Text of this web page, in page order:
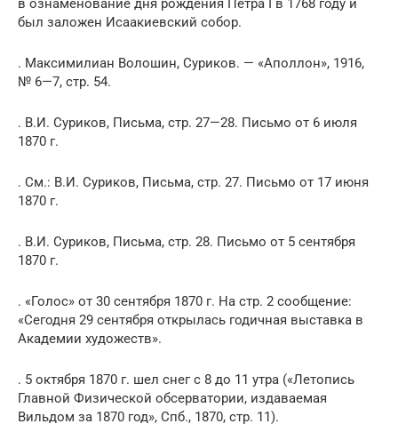
в ознаменование дня рождения Петра I в 1768 году и
был заложен Исаакиевский собор.
. Максимилиан Волошин, Суриков. — «Аполлон», 1916,
№ 6—7, стр. 54.
. В.И. Суриков, Письма, стр. 27—28. Письмо от 6 июля
1870 г.
. См.: В.И. Суриков, Письма, стр. 27. Письмо от 17 июня
1870 г.
. В.И. Суриков, Письма, стр. 28. Письмо от 5 сентября
1870 г.
. «Голос» от 30 сентября 1870 г. На стр. 2 сообщение:
«Сегодня 29 сентября открылась годичная выставка в
Академии художеств».
. 5 октября 1870 г. шел снег с 8 до 11 утра («Летопись
Главной Физической обсерватории, издаваемая
Вильдом за 1870 год», Спб., 1870, стр. 11).